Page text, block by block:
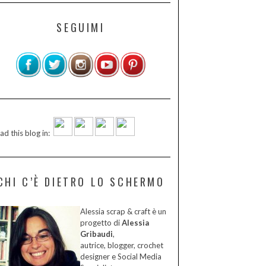
SEGUIMI
this blog in:
C’È DIETRO LO SCHERMO
Alessia scrap & craft è un
progetto diAlessia
Gribaudi,
autrice, blogger, crochet
designer e Social Media